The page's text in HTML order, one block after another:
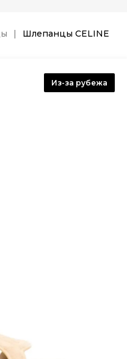
Шлепанцы CELINE
Из-за рубежа